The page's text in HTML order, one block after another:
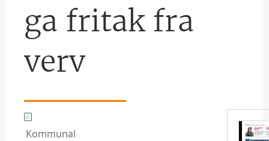
ga fritak fra
verv
Kommunal